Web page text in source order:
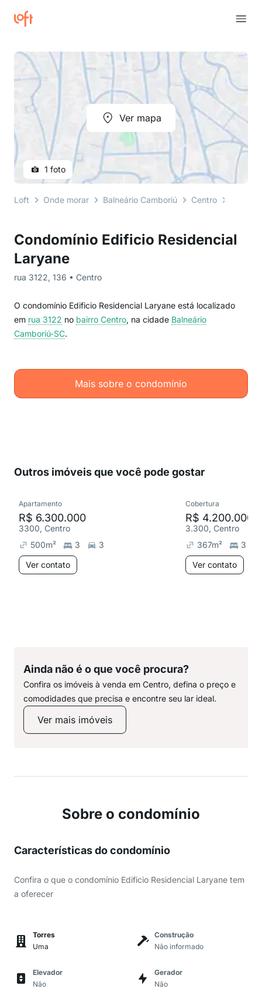
Condomínio Edificio Residencial
Laryane
rua 3122, 136 • Centro
O condomínio Edificio Residencial Laryane está localizado
em rua 3122 no bairro Centro, na cidade Balneário
Camboriú-SC.
Mais sobre o condomínio
Ver mapa
1 foto
Loft Onde morar Balneário Camboriú Centro
Outros imóveis que você pode gostar
Apartamento
R$ 6.300.000
3300, Centro
500m² 3
3
Ver contato
Cobertura
R$ 4.200.000
3.300, Centro
367m²
3
Ver contato
Ainda não é o que você procura?
Confira os imóveis à venda em Centro, defina o preço e
comodidades que precisa e encontre seu lar ideal.
Ver mais imóveis
Sobre o condomínio
Características do condomínio
Confira o que o condomínio Edificio Residencial Laryane tem
a oferecer
Torres
Uma
Construção
Não informado
Elevador
Não
Gerador
Não